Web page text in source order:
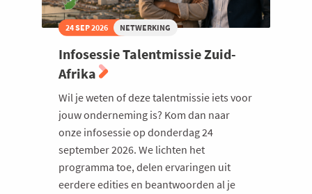
24 SEP 2026 NETWERKING
Infosessie Talentmissie Zuid-
Afrika
Wil je weten of deze talentmissie iets voor
jouw onderneming is? Kom dan naar
onze infosessie op donderdag 24
september 2026. We lichten het
programma toe, delen ervaringen uit
eerdere edities en beantwoorden al je